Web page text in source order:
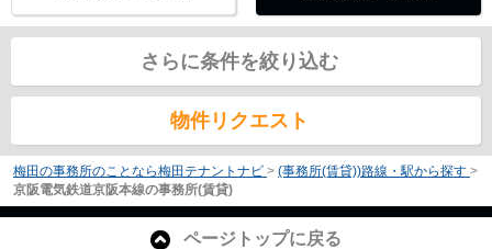
さらに条件を絞り込む
物件リクエスト
梅田の事務所のことなら梅田テナントナビ > (事務所(賃貸))路線・駅から探す >
京阪電気鉄道京阪本線の事務所(賃貸)
ページトップに戻る